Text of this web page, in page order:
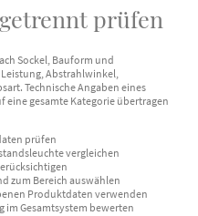
prüfen
Sockel, Bauform und
Abstrahlwinkel,
Technische Angaben eines
gesamte Kategorie übertragen
prüfen
vergleichen
zum Bereich auswählen
Produktdaten verwenden
im Gesamtsystem bewerten